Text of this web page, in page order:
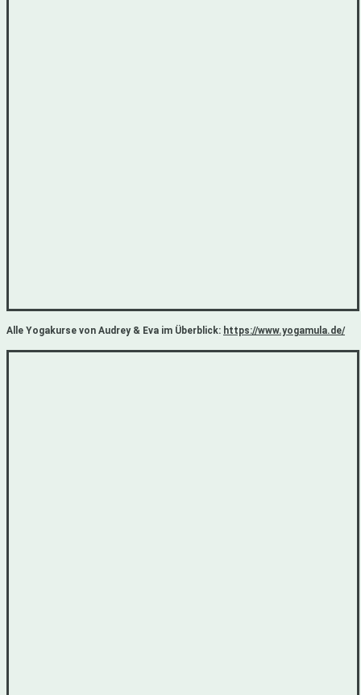
Alle Yogakurse von Audrey & Eva im Überblick: https://www.yogamula.de/